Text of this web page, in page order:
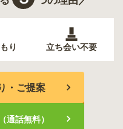
り 立ち会い不要
・ご提案
通話無料）